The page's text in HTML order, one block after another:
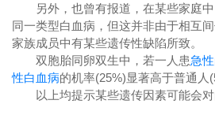
另外，也曾有报道，在某些家庭中
同一类型白血病，但这并非由于相互
家族成员中有某些遗传性缺陷所致。
双胞胎同卵双生中，若一人患急
性白血病的机率(25%)显著高于普通人
以上均提示某些遗传因素可能会对